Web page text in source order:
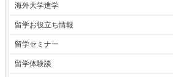
海外大学進学
留学お役立ち情報
留学セミナー
留学体験談